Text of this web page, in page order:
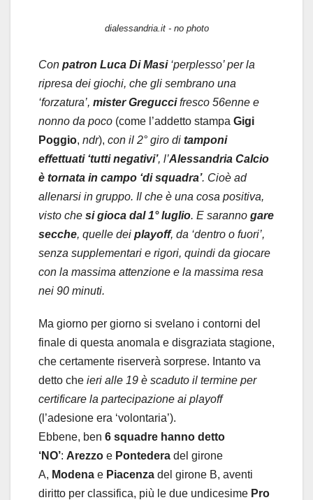
dialessandria.it - no photo
Con patron Luca Di Masi‘perplesso’ per la
ripresa dei giochi, che gli sembrano una
‘forzatura’, mister Greguccifresco 56enne e
nonno da poco (come l’addetto stampa Gigi
Poggio, ndr), con il 2° giro di tamponi
effettuati ‘tutti negativi’, l’Alessandria Calcio
è tornata in campo ‘di squadra’. Cioè ad
allenarsi in gruppo. Il che è una cosa positiva,
visto che si gioca dal 1° luglio. E saranno gare
secche, quelle dei playoff, da ‘dentro o fuori’,
senza supplementari e rigori, quindi da giocare
con la massima attenzione e la massima resa
nei 90 minuti.
Ma giorno per giorno si svelano i contorni del
finale di questa anomala e disgraziata stagione,
che certamente riserverà sorprese. Intanto va
detto che ieri alle 19 è scaduto il termine per
certificare la partecipazione ai playoff
(l’adesione era ‘volontaria’).
Ebbene, ben 6 squadre hanno detto
‘NO’: Arezzo e Pontedera del girone
A, Modena e Piacenza del girone B, aventi
diritto per classifica, più le due undicesime Pro